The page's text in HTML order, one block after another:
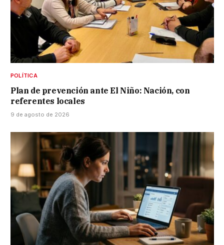
POLÍTICA
Plan de prevención ante El Niño: Nación, con
referentes locales
9 de agosto de 2026